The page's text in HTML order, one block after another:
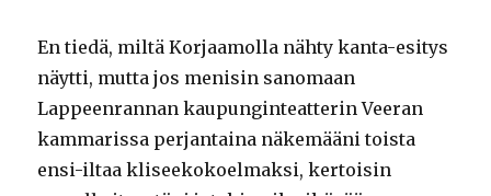
En tiedä, miltä Korjaamolla nähty kanta-esitys
näytti, mutta jos menisin sanomaan
Lappeenrannan kaupunginteatterin Veeran
kammarissa perjantaina näkemääni toista
ensi-iltaa kliseekokoelmaksi, kertoisin